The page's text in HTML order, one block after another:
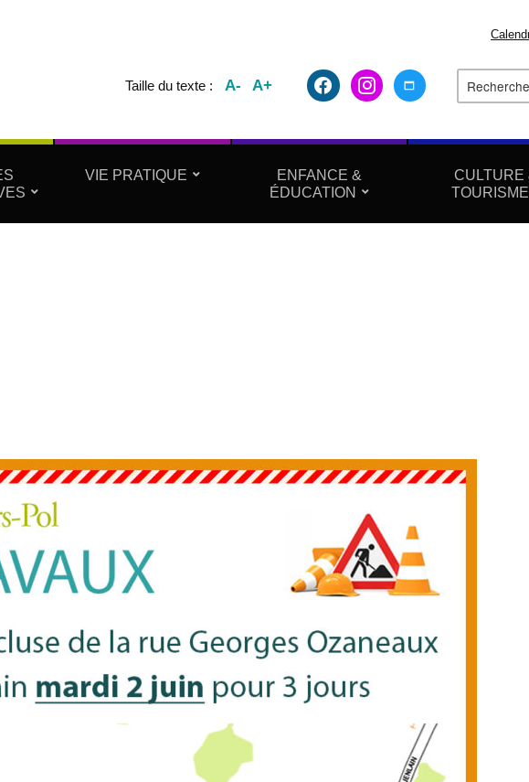
Taille du texte : A- A+ facebook2instagrammaximize
VIE PRATIQUE
ENFANCE &
ÉDUCATION
CULTURE
TOURISME